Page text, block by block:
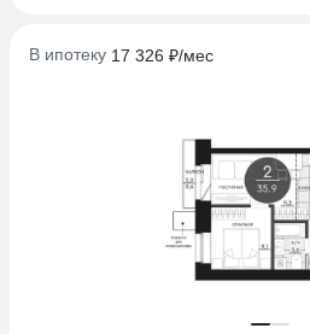
В ипотеку 17 326 ₽/мес